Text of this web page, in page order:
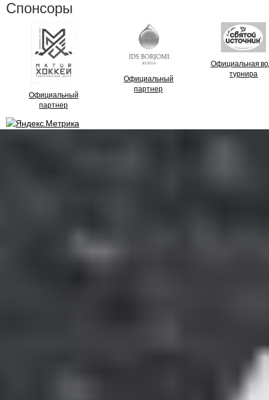
Спонсоры
Официальный
партнер
Официальный
партнер
Официальная
турнира